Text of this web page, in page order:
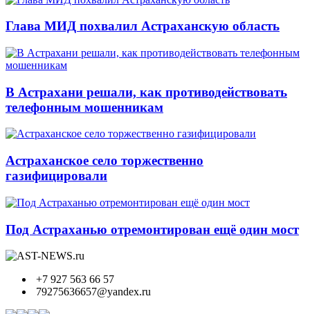
Глава МИД похвалил Астраханскую область
В Астрахани решали, как противодействовать
телефонным мошенникам
Астраханское село торжественно
газифицировали
Под Астраханью отремонтирован ещё один мост
+7 927 563 66 57
79275636657@yandex.ru